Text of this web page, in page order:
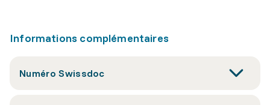
Informations complémentaires
Numéro Swissdoc